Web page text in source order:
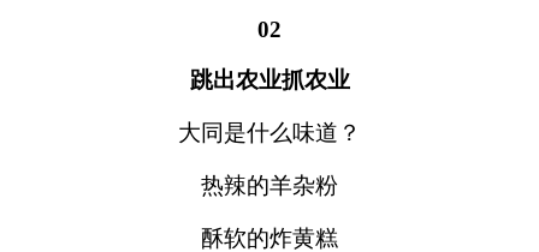
02
跳出农业抓农业
大同是什么味道？
热辣的羊杂粉
酥软的炸黄糕